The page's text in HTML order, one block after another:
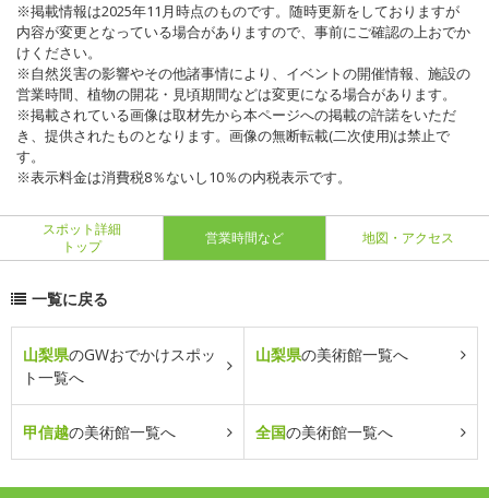
※掲載情報は2025年11月時点のものです。随時更新をしておりますが
内容が変更となっている場合がありますので、事前にご確認の上おでか
けください。
※自然災害の影響やその他諸事情により、イベントの開催情報、施設の
営業時間、植物の開花・見頃期間などは変更になる場合があります。
※掲載されている画像は取材先から本ページへの掲載の許諾をいただ
き、提供されたものとなります。画像の無断転載(二次使用)は禁止で
す。
※表示料金は消費税8％ないし10％の内税表示です。
スポット詳細
トップ
営業時間など 地図・アクセス
一覧に戻る
山梨県のGWおでかけスポッ
ト一覧へ
山梨県の美術館一覧へ
甲信越の美術館一覧へ 全国の美術館一覧へ